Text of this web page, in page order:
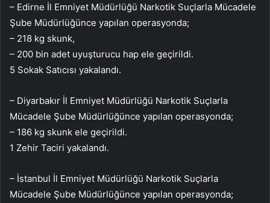
– Edirne İl Emniyet Müdürlüğü Narkotik Suçlarla Mücadele
Şube Müdürlüğünce yapılan operasyonda;
– 218 kg skunk,
– 200 bin adet uyuşturucu hap ele geçirildi.
5 Sokak Satıcısı yakalandı.
– Diyarbakır İl Emniyet Müdürlüğü Narkotik Suçlarla
Mücadele Şube Müdürlüğünce yapılan operasyonda;
– 186 kg skunk ele geçirildi.
1 Zehir Taciri yakalandı.
– İstanbul İl Emniyet Müdürlüğü Narkotik Suçlarla
Mücadele Şube Müdürlüğünce yapılan operasyonda;